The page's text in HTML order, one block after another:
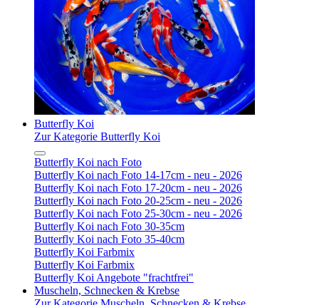
Butterfly Koi
Zur Kategorie Butterfly Koi
Butterfly Koi nach Foto
Butterfly Koi nach Foto 14-17cm - neu - 2026
Butterfly Koi nach Foto 17-20cm - neu - 2026
Butterfly Koi nach Foto 20-25cm - neu - 2026
Butterfly Koi nach Foto 25-30cm - neu - 2026
Butterfly Koi nach Foto 30-35cm
Butterfly Koi nach Foto 35-40cm
Butterfly Koi Farbmix
Butterfly Koi Farbmix
Butterfly Koi Angebote "frachtfrei"
Muscheln, Schnecken & Krebse